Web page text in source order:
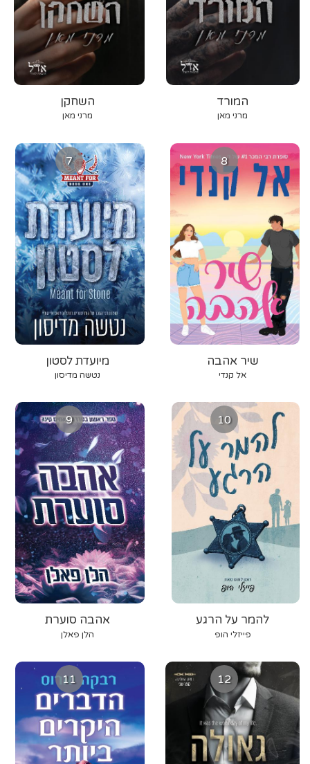
השחקן
מרני מאן
המורד
מרני מאן
7
מיועדת לסטון
נטשה מדיסון
8
שיר אהבה
אל קנדי
9
אהבה סוערת
הלן פאלן
10
להמר על הרגע
פייזלי הופ
11 12